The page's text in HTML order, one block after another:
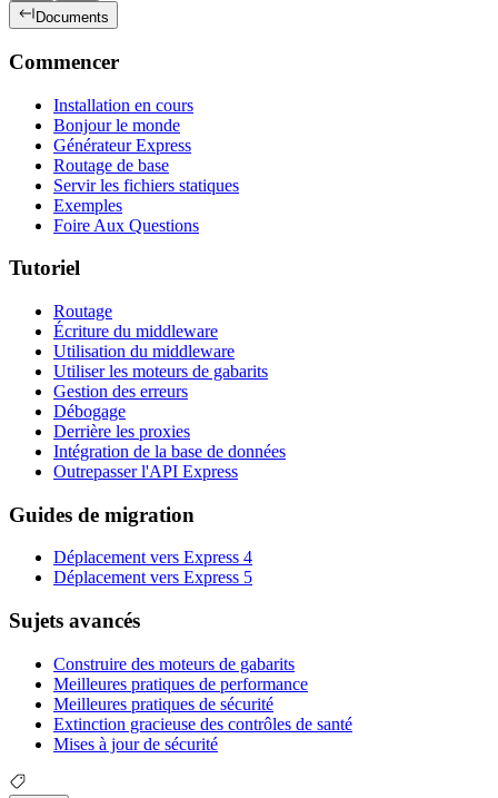
Documents
Commencer
Installation en cours
Bonjour le monde
Générateur Express
Routage de base
Servir les fichiers statiques
Exemples
Foire Aux Questions
Tutoriel
Routage
Écriture du middleware
Utilisation du middleware
Utiliser les moteurs de gabarits
Gestion des erreurs
Débogage
Derrière les proxies
Intégration de la base de données
Outrepasser l'API Express
Guides de migration
Déplacement vers Express 4
Déplacement vers Express 5
Sujets avancés
Construire des moteurs de gabarits
Meilleures pratiques de performance
Meilleures pratiques de sécurité
Extinction gracieuse des contrôles de santé
Mises à jour de sécurité